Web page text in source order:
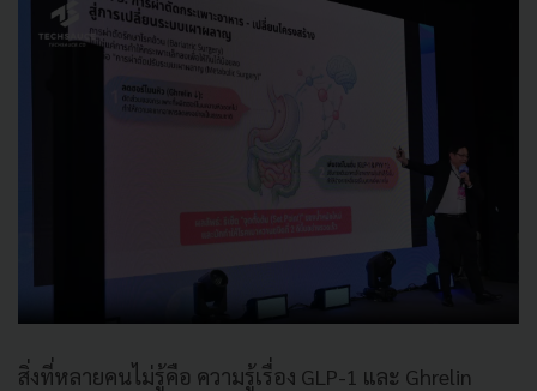
สิ่งที่หลายคนไม่รู้คือ ความรู้เรื่อง GLP-1 และ Ghrelin